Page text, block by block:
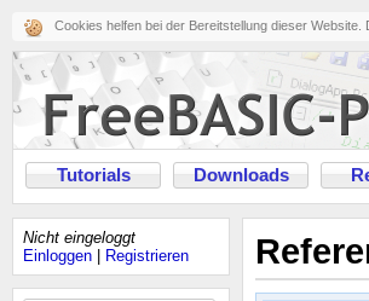
Cookies helfen bei der Bereitstellung dieser
Tutorials Downloads
Nicht eingeloggt
Einloggen
Registrieren